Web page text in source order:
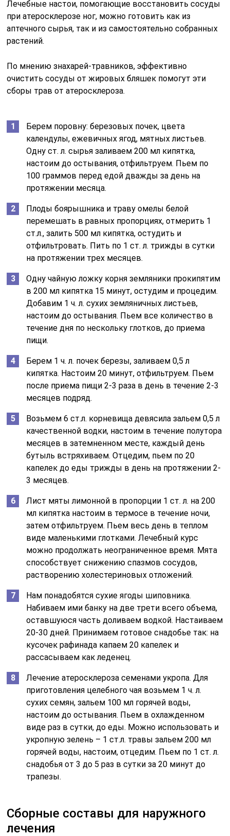
Лечебные настои, помогающие восстановить сосуды
при атеросклерозе ног, можно готовить как из
аптечного сырья, так и из самостоятельно собранных
растений.
По мнению знахарей-травников, эффективно
очистить сосуды от жировых бляшек помогут эти
сборы трав от атеросклероза.
Берем поровну: березовых почек, цвета
календулы, ежевичных ягод, мятных листьев.
Одну ст. л. сырья заливаем 200 мл кипятка,
настоим до остывания, отфильтруем. Пьем по
100 граммов перед едой дважды за день на
протяжении месяца.
Плоды боярышника и траву омелы белой
перемешать в равных пропорциях, отмерить 1
ст.л., залить 500 мл кипятка, остудить и
отфильтровать. Пить по 1 ст. л. трижды в сутки
на протяжении трех месяцев.
Одну чайную ложку корня земляники прокипятим
в 200 мл кипятка 15 минут, остудим и процедим.
Добавим 1 ч. л. сухих земляничных листьев,
настоим до остывания. Пьем все количество в
течение дня по нескольку глотков, до приема
пищи.
Берем 1 ч. л. почек березы, заливаем 0,5 л
кипятка. Настоим 20 минут, отфильтруем. Пьем
после приема пищи 2-3 раза в день в течение 2-3
месяцев подряд.
Возьмем 6 ст.л. корневища девясила зальем 0,5 л
качественной водки, настоим в течение полутора
месяцев в затемненном месте, каждый день
бутыль встряхиваем. Отцедим, пьем по 20
капелек до еды трижды в день на протяжении 2-
3 месяцев.
Лист мяты лимонной в пропорции 1 ст. л. на 200
мл кипятка настоим в термосе в течение ночи,
затем отфильтруем. Пьем весь день в теплом
виде маленькими глотками. Лечебный курс
можно продолжать неограниченное время. Мята
способствует снижению спазмов сосудов,
растворению холестериновых отложений.
Нам понадобятся сухие ягоды шиповника.
Набиваем ими банку на две трети всего объема,
оставшуюся часть доливаем водкой. Настаиваем
20-30 дней. Принимаем готовое снадобье так: на
кусочек рафинада капаем 20 капелек и
рассасываем как леденец.
Лечение атеросклероза семенами укропа. Для
приготовления целебного чая возьмем 1 ч. л.
сухих семян, зальем 100 мл горячей воды,
настоим до остывания. Пьем в охлажденном
виде раз в сутки, до еды. Можно использовать и
укропную зелень – 1 ст.л. травы зальем 200 мл
горячей воды, настоим, отцедим. Пьем по 1 ст. л.
снадобья от 3 до 5 раз в сутки за 20 минут до
трапезы.
Сборные составы для наружного
лечения